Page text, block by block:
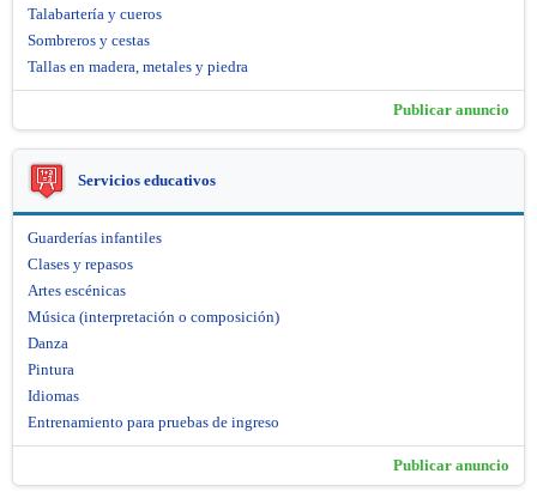
Talabartería y cueros
Sombreros y cestas
Tallas en madera, metales y piedra
Publicar anuncio
Servicios educativos
Guarderías infantiles
Clases y repasos
Artes escénicas
Música (interpretación o composición)
Danza
Pintura
Idiomas
Entrenamiento para pruebas de ingreso
Publicar anuncio